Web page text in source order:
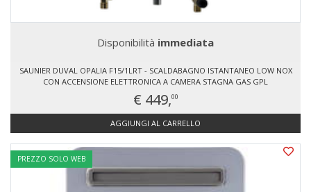
Disponibilità immediata
SAUNIER DUVAL OPALIA F15/1LRT - SCALDABAGNO ISTANTANEO LOW NOX
CON ACCENSIONE ELETTRONICA A CAMERA STAGNA GAS GPL
€ 449,00
AGGIUNGI AL CARRELLO
PREZZO SOLO WEB